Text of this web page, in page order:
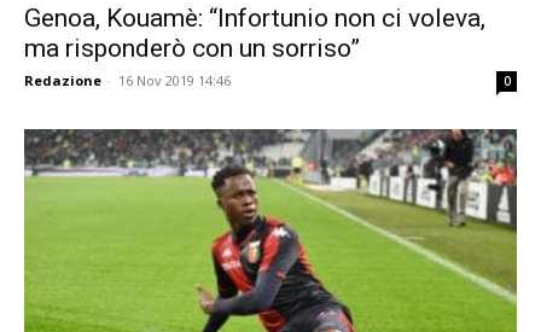
Genoa, Kouamè: “Infortunio non ci voleva,
ma risponderò con un sorriso”
Redazione - 16 Nov 2019 14:46 0